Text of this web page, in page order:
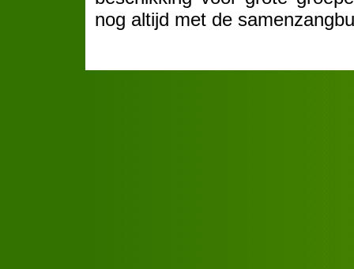
nog altijd met de